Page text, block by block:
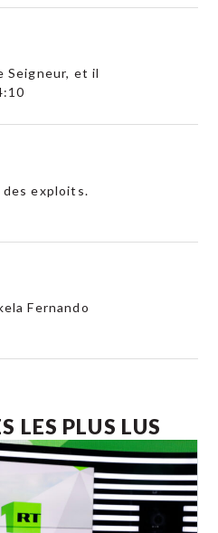
Seigneur, et il
des exploits.
Fernando
LES PLUS LUS